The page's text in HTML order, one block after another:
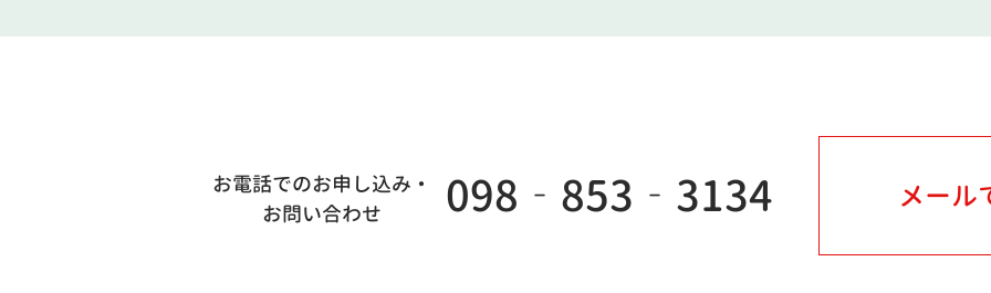
お電話でのお申し込み・
お問い合わせ
098‐853‐3134 メール